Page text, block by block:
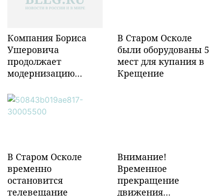
Компания Бориса
Ушеровича
продолжает
модернизацию
инфраструктуры в
Забайкалье
В Старом Осколе
были оборудованы 5
мест для купания в
Крещение
В Старом Осколе
временно
остановится
телевещание
Внимание!
Временное
прекращение
движения